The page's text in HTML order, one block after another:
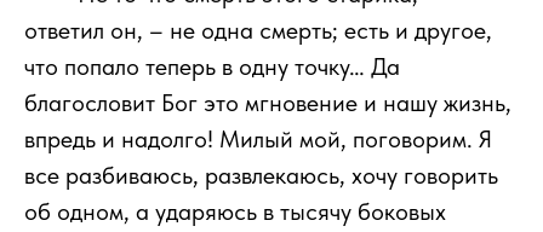
ответил он, – не одна смерть; есть и другое,
что попало теперь в одну точку… Да
благословит Бог это мгновение и нашу жизнь,
впредь и надолго! Милый мой, поговорим. Я
все разбиваюсь, развлекаюсь, хочу говорить
об одном, а ударяюсь в тысячу боковых